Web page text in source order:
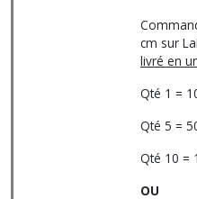
cm sur
livré en
Qté 1 =
Qté 5 =
Qté 10 =
OU